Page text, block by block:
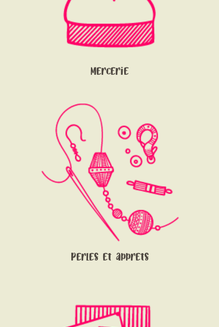
Mercerie
Perles et apprets